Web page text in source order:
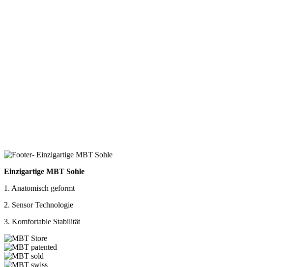
Einzigartige MBT Sohle
1. Anatomisch geformt
2. Sensor Technologie
3. Komfortable Stabilität